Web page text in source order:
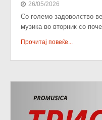
26/05/2026
Со големо задоволство
музика во вторник со
Прочитај повеќе...